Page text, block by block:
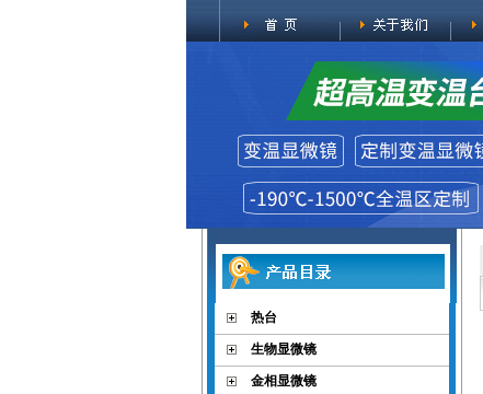
热台
生物显微镜
金相显微镜